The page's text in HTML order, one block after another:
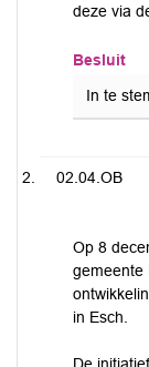
deze via
Besluit
In te
02.04.OB
Op 8
gemeente
in Esch.